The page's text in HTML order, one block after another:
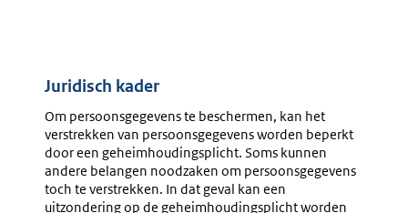
Juridisch kader
Om persoonsgegevens te beschermen, kan het
verstrekken van persoonsgegevens worden beperkt
door een geheimhoudingsplicht. Soms kunnen
andere belangen noodzaken om persoonsgegevens
toch te verstrekken. In dat geval kan een
uitzondering op de geheimhoudingsplicht worden